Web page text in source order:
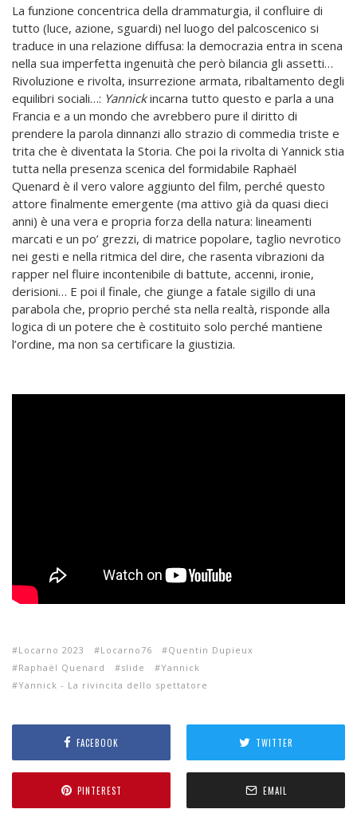
La funzione concentrica della drammaturgia, il confluire di
tutto (luce, azione, sguardi) nel luogo del palcoscenico si
traduce in una relazione diffusa: la democrazia entra in scena
nella sua imperfetta ingenuità che però bilancia gli assetti…
Rivoluzione e rivolta, insurrezione armata, ribaltamento degli
equilibri sociali…: Yannickincarna tutto questo e parla a una
Francia e a un mondo che avrebbero pure il diritto di
prendere la parola dinnanzi allo strazio di commedia triste e
trita che è diventata la Storia. Che poi la rivolta di Yannick stia
tutta nella presenza scenica del formidabile Raphaël
Quenard è il vero valore aggiunto del film, perché questo
attore finalmente emergente (ma attivo già da quasi dieci
anni) è una vera e propria forza della natura: lineamenti
marcati e un po’ grezzi, di matrice popolare, taglio nevrotico
nei gesti e nella ritmica del dire, che rasenta vibrazioni da
rapper nel fluire incontenibile di battute, accenni, ironie,
derisioni… E poi il finale, che giunge a fatale sigillo di una
parabola che, proprio perché sta nella realtà, risponde alla
logica di un potere che è costituito solo perché mantiene
l’ordine, ma non sa certificare la giustizia.
Locarno 2023 Locarno76
Quentin Dupieux
Raphaël Quenard
slide
Yannick
Yannick - La rivincita dello spettatore
FACEBOOK TWITTER
PINTEREST EMAIL